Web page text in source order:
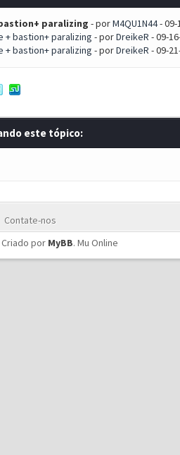
paralizing - porM4QU1N44- 09-
+ bastion+ paralizing - porDreikeR - 09-
+ bastion+ paralizing - porDreikeR - 09-
este tópico:
Contate-nos
Criado por MyBB. Mu Online